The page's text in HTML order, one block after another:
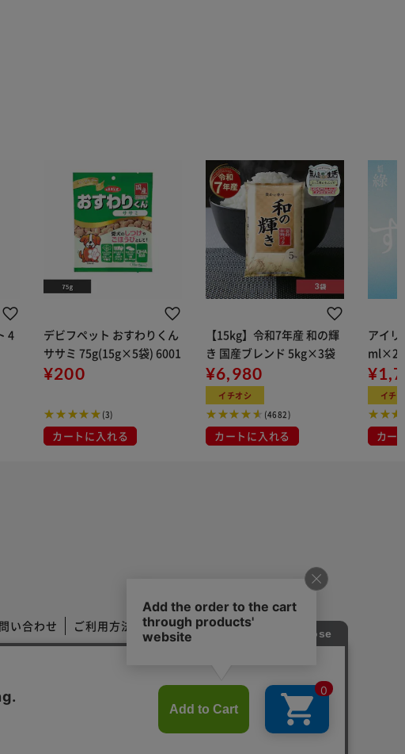
4
デビフペット おすわりくん
ササミ 75g(15g×5袋) 6001
¥200
(3)
カートに入れる
【15kg】令和7年産 和の輝
き 国産ブレンド 5kg×3袋
¥6,980
イチオシ
(4682)
カートに入れる
アイリ
ml×24
用
イチ
カー
い合わせ ご利用方法 ご利用規約